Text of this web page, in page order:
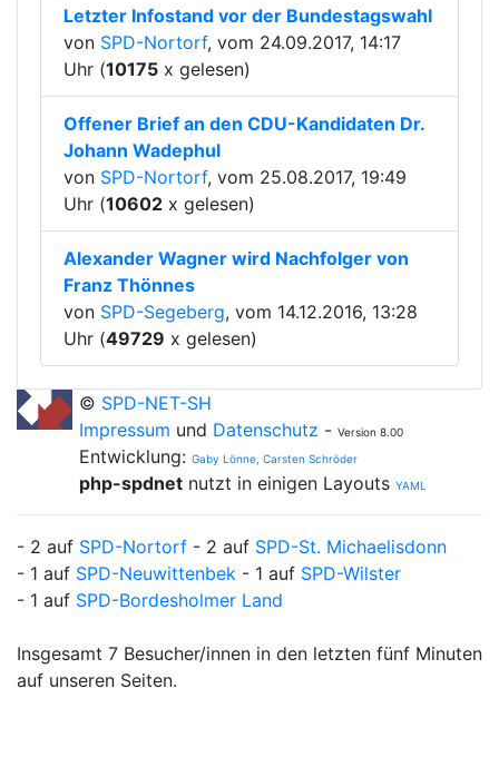
Letzter Infostand vor der Bundestagswahl
von SPD-Nortorf, vom 24.09.2017, 14:17
Uhr (10175 x gelesen)
Offener Brief an den CDU-Kandidaten Dr.
Johann Wadephul
von SPD-Nortorf, vom 25.08.2017, 19:49
Uhr (10602 x gelesen)
Alexander Wagner wird Nachfolger von
Franz Thönnes
von SPD-Segeberg, vom 14.12.2016, 13:28
Uhr (49729 x gelesen)
© SPD-NET-SH
Impressum und Datenschutz - Version 8.00
Entwicklung: Gaby Lönne, Carsten Schröder
php-spdnet nutzt in einigen Layouts YAML
- 2 auf SPD-Nortorf - 2 auf SPD-St. Michaelisdonn
- 1 auf SPD-Neuwittenbek - 1 auf SPD-Wilster
- 1 auf SPD-Bordesholmer Land
Insgesamt 7 Besucher/innen in den letzten fünf Minuten
auf unseren Seiten.